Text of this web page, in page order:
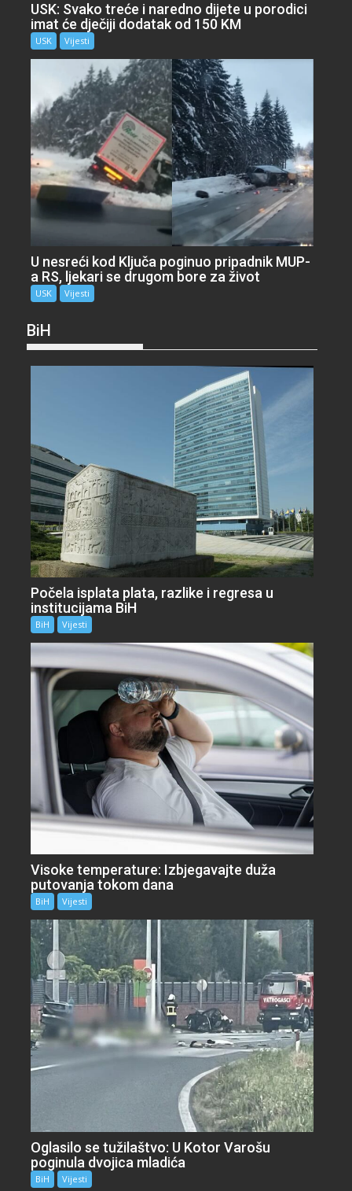
USK: Svako treće i naredno dijete u porodici
imat će dječiji dodatak od 150 KM
USK Vijesti
U nesreći kod Ključa poginuo pripadnik MUP-
a RS, ljekari se drugom bore za život
USK Vijesti
BiH
Počela isplata plata, razlike i regresa u
institucijama BiH
BiH Vijesti
Visoke temperature: Izbjegavajte duža
putovanja tokom dana
BiH Vijesti
Oglasilo se tužilaštvo: U Kotor Varošu
poginula dvojica mladića
BiH Vijesti